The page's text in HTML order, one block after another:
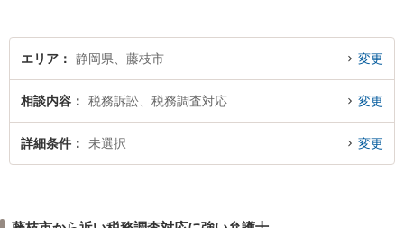
エリア 静岡県、藤枝市 変更
相談内容 税務訴訟、税務調査対応 変更
詳細条件 未選択 変更